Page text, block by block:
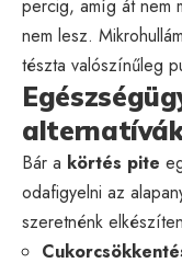
percig, amíg át nem
nem lesz.
tészta valószínűleg
Bár a körtés pite
odafigyelni az
szeretnénk